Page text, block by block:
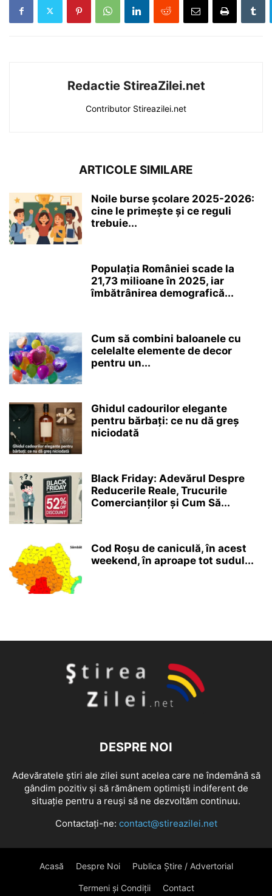
Redactie StireaZilei.net
Contributor Stireazilei.net
ARTICOLE SIMILARE
Noile burse școlare 2025-2026:
cine le primește și ce reguli
trebuie...
Populația României scade la
21,73 milioane în 2025, iar
îmbătrânirea demografică...
Cum să combini baloanele cu
celelalte elemente de decor
pentru un...
Ghidul cadourilor elegante
pentru bărbați: ce nu dă greș
niciodată
Black Friday: Adevărul Despre
Reducerile Reale, Trucurile
Comercianților și Cum Să...
Cod Roșu de caniculă, în acest
weekend, în aproape tot sudul...
DESPRE NOI
Adevăratele știri ale zilei sunt acelea care ne îndemână să
gândim pozitiv și să rămânem optimiști indiferent de
situație pentru a reuși să ne dezvoltăm continuu.
Contactați-ne: contact@stireazilei.net
Acasă Despre Noi Publica Știre / Advertorial
Termeni și Condiții Contact